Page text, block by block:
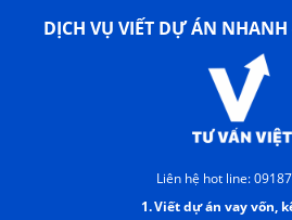
DỊCH VỤ VIẾT DỰ ÁN NHANH
Liên hệ hot line:
1.Viết dự án vay vốn,